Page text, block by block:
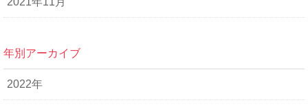
年別アーカイブ
2022年